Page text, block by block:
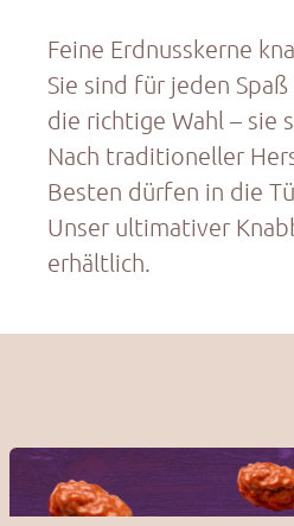
Feine Erdnusskerne
Sie sind für jeden
die richtige Wahl – sie
Nach traditioneller
Besten dürfen in die
Unser ultimativer
erhältlich.